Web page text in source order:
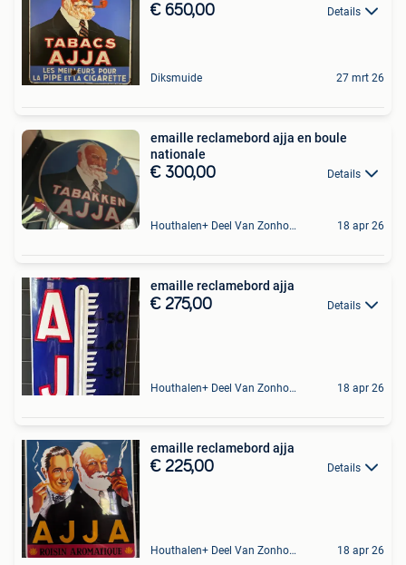
€ 650,00 Details
Diksmuide 27 mrt 26
emaille reclamebord ajja en boule
nationale
€ 300,00 Details
Houthalen+ Deel Van Zonhoven En Zolder 18 apr 26
emaille reclamebord ajja
€ 275,00 Details
Houthalen+ Deel Van Zonhoven En Zolder 18 apr 26
emaille reclamebord ajja
€ 225,00 Details
Houthalen+ Deel Van Zonhoven En Zolder 18 apr 26